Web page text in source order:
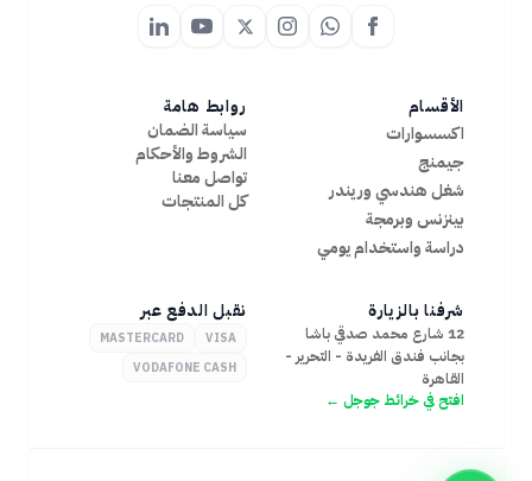
الأقسام
اكسسوارات
جيمنج
شغل هندسي وريندر
بينزنس وبرمجة
دراسة واستخدام يومي
روابط هامة
سياسة الضمان
الشروط والأحكام
تواصل معنا
كل المنتجات
شرفنا بالزيارة
12 شارع محمد صدقي باشا
بجانب فندق الفريدة - التحرير -
القاهرة
افتح في خرائط جوجل ←
نقبل الدفع عبر
VISA
MASTERCARD
VODAFONE CASH